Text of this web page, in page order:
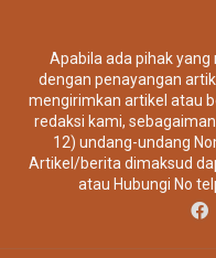
Apabila ada pihak
dengan penayangan
mengirimkan artikel atau
redaksi kami,
12) undang-undang
Artikel/berita dimaksud
atau Hubungi No